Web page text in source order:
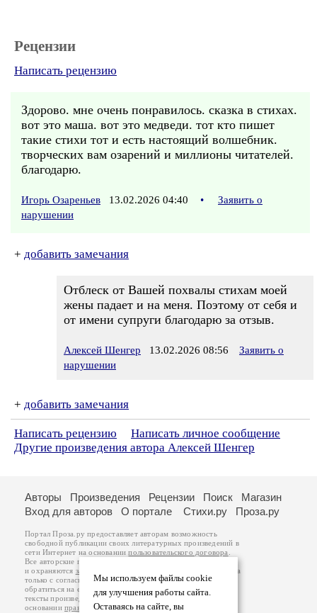
Рецензии
Написать рецензию
Здорово. мне очень понравилось. сказка в стихах.
вот это маша. вот это медведи. тот кто пишет
такие стихи тот и есть настоящий волшебник.
творческих вам озарений и миллионы читателей.
благодарю.
Игорь Озареньев 13.02.2026 04:40 •
Заявить о
нарушении
+ добавить замечания
Отблеск от Вашей похвалы стихам моей
жены падает и на меня. Поэтому от себя и
от имени супруги благодарю за отзыв.
Алексей Шенгер 13.02.2026 08:56
Заявить о
нарушении
+ добавить замечания
Написать рецензию
Написать личное сообщение
Другие произведения автора Алексей Шенгер
Мы используем файлы cookie
для улучшения работы сайта.
Оставаясь на сайте, вы
Авторы Произведения Рецензии Поиск
Магазин
Вход для авторов
О портале Стихи.ру Проза.ру
Портал Проза.ру предоставляет авторам возможность
свободной публикации своих литературных произведений в
сети Интернет на основаниипользовательского договора
Все авторские права на произведения принадлежат авторам
и охраняются законом
. Перепечатка произведений возможна
только с согласия его автора, к которому вы можете
обратиться на его авторской странице. Ответственность за
тексты произведений авторы несут самостоятельно на
основанииправил публикацииизаконодательства